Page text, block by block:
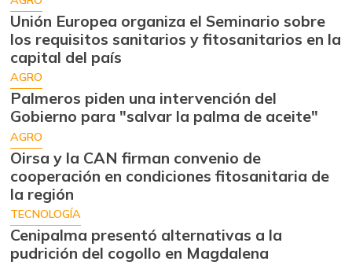
Unión Europea organiza el Seminario sobre
los requisitos sanitarios y fitosanitarios en la
capital del país
AGRO
Palmeros piden una intervención del
Gobierno para "salvar la palma de aceite"
AGRO
Oirsa y la CAN firman convenio de
cooperación en condiciones fitosanitaria de
la región
TECNOLOGÍA
Cenipalma presentó alternativas a la
pudrición del cogollo en Magdalena